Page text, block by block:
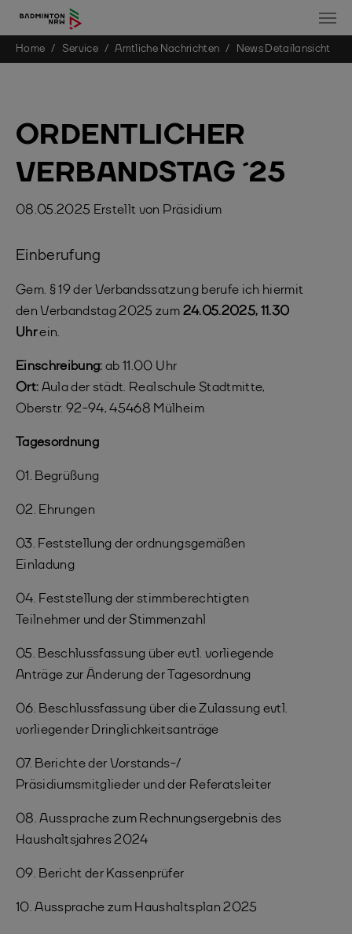
Skip to main content
You are here:
Home Service Amtliche Nachrichten News Detailansicht
ORDENTLICHER
VERBANDSTAG ´25
08.05.2025 Erstellt von Präsidium
Einberufung
Gem. § 19 der Verbandssatzung berufe ich hiermit
den Verbandstag 2025 zum 24.05.2025, 11.30
Uhrein.
Einschreibung: ab 11.00 Uhr
Ort: Aula der städt. Realschule Stadtmitte,
Oberstr. 92-94, 45468 Mülheim
Tagesordnung
01. Begrüßung
02. Ehrungen
03. Feststellung der ordnungsgemäßen
Einladung
04. Feststellung der stimmberechtigten
Teilnehmer und der Stimmenzahl
05. Beschlussfassung über evtl. vorliegende
Anträge zur Änderung der Tagesordnung
06. Beschlussfassung über die Zulassung evtl.
vorliegender Dringlichkeitsanträge
07. Berichte der Vorstands-/
Präsidiumsmitglieder und der Referatsleiter
08. Aussprache zum Rechnungsergebnis des
Haushaltsjahres 2024
09. Bericht der Kassenprüfer
10. Aussprache zum Haushaltsplan 2025